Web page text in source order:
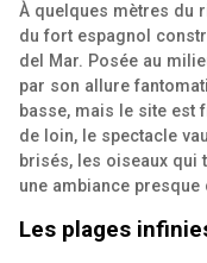
À quelques mètres du
du fort espagnol
del Mar. Posée au
par son allure
basse, mais le site est
de loin, le spectacle
brisés, les oiseaux qui
une ambiance
Les plages